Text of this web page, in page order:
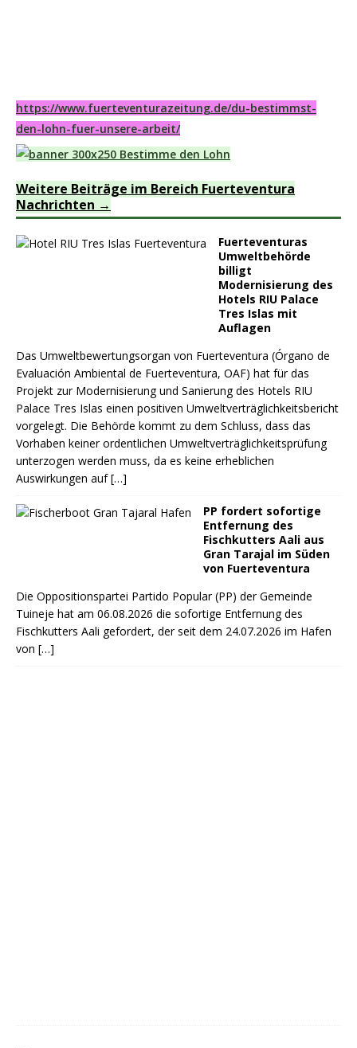
https://www.fuerteventurazeitung.de/du-bestimmst-
den-lohn-fuer-unsere-arbeit/
Weitere Beiträge im Bereich Fuerteventura
Nachrichten
Fuerteventuras
Umweltbehörde
billigt
Modernisierung des
Hotels RIU Palace
Tres Islas mit
Auflagen
Das Umweltbewertungsorgan von Fuerteventura (Órgano de
Evaluación Ambiental de Fuerteventura, OAF) hat für das
Projekt zur Modernisierung und Sanierung des Hotels RIU
Palace Tres Islas einen positiven Umweltverträglichkeitsbericht
vorgelegt. Die Behörde kommt zu dem Schluss, dass das
Vorhaben keiner ordentlichen Umweltverträglichkeitsprüfung
unterzogen werden muss, da es keine erheblichen
Auswirkungen auf[…]
PP fordert sofortige
Entfernung des
Fischkutters Aali aus
Gran Tarajal im Süden
von Fuerteventura
Die Oppositionspartei Partido Popular (PP) der Gemeinde
Tuineje hat am 06.08.2026 die sofortige Entfernung des
Fischkutters Aali gefordert, der seit dem 24.07.2026 im Hafen
von […]